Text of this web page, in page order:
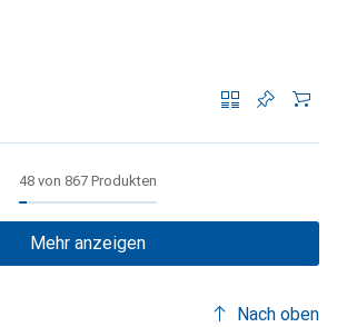
48 von 867 Produkten
Mehr anzeigen
Nach oben